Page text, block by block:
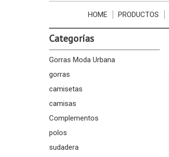
HOME PRODUCTOS
Categorías
Gorras Moda Urbana
gorras
camisetas
camisas
Complementos
polos
sudadera